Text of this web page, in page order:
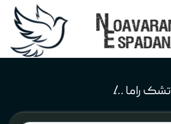
تشک راما